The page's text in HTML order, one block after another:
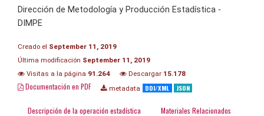
Dirección de Metodología y Producción Estadística -
DIMPE
Creado el September 11, 2019
Última modificación September 11, 2019
Visitas a la página 91.264 Descargar 15.178
Documentación en PDF metadata DDI/XML JSON
Descripción de la operación estadística Materiales Relacionados